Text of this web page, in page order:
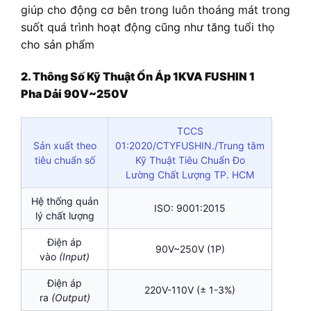
giúp cho động cơ bên trong luôn thoáng mát trong
suốt quá trình hoạt động cũng như tăng tuổi thọ
cho sản phẩm
2. Thông Số Kỹ Thuật Ổn Áp 1KVA FUSHIN 1
Pha Dải 90V~250V
Sản xuất theo
tiêu chuẩn số
TCCS
01:2020/CTYFUSHIN./Trung tâm
Kỹ Thuật Tiêu Chuẩn Đo
Lường Chất Lượng TP. HCM
Hệ thống quản
lý chất lượng
ISO: 9001:2015
Điện áp
vào (Input)
90V~250V (1P)
Điện áp
ra (Output)
220V-110V (± 1-3%)